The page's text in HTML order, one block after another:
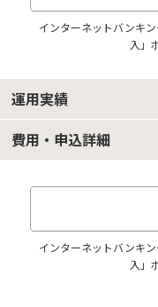
インターネットバンキ
入」
運用実績
費用・申込詳細
インターネットバンキ
入」